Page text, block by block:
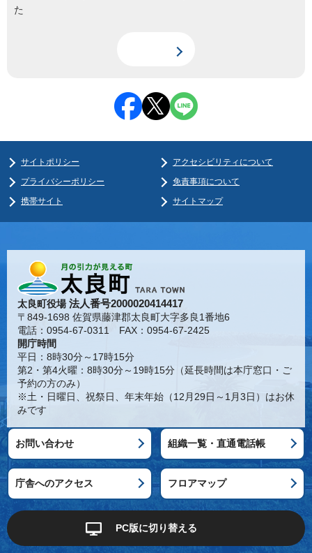
た
サイトポリシー
アクセシビリティについて
プライバシーポリシー
免責事項について
携帯サイト
サイトマップ
太良町役場法人番号2000020414417
〒849-1698 佐賀県藤津郡太良町大字多良1番地6
電話：0954-67-0311 FAX：0954-67-2425
開庁時間
平日：8時30分～17時15分
第2・第4火曜：8時30分～19時15分（延長時間は本庁窓口・ご
予約の方のみ）
※土・日曜日、祝祭日、年末年始（12月29日～1月3日）はお休
みです
お問い合わせ 組織一覧・直通電話帳
庁舎へのアクセス フロアマップ
PC版に切り替える